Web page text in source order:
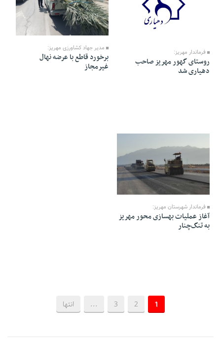
فرماندار مهریز:
روستای گهور مهریز صاحب
دهیاری شد
07 Esfand 1404 - 14:17
مدیر جهاد کشاورزی مهریز:
برخورد قاطع با عرضه نهال
غیرمجاز
فرماندار شهرستان مهریز:
آغاز عملیات بهسازی محور مهریز
به تنگ‌چنار
1
2
3
... انتها